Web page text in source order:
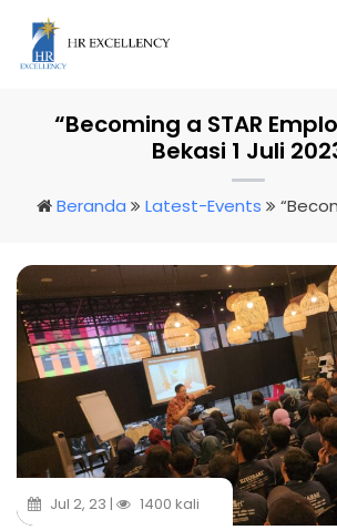
“Becoming a STAR
Bekasi 1 Juli
Beranda Latest-Events “Becoming A
Jul 2, 23 | 1400 kali